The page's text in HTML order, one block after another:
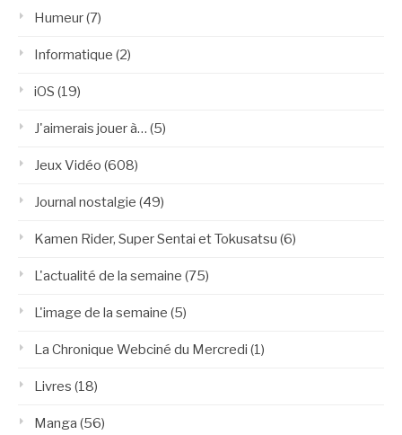
Humeur(7)
Informatique (2)
iOS (19)
J'aimerais jouer à… (5)
Jeux Vidéo (608)
Journal nostalgie (49)
Kamen Rider, Super Sentai et Tokusatsu (6)
L'actualité de la semaine (75)
L'image de la semaine (5)
La Chronique Webciné du Mercredi (1)
Livres (18)
Manga (56)